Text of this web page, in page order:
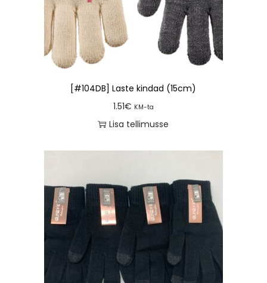
[#104DB] Laste kindad (15cm)
1.51€ KM-ta
Lisa tellimusse